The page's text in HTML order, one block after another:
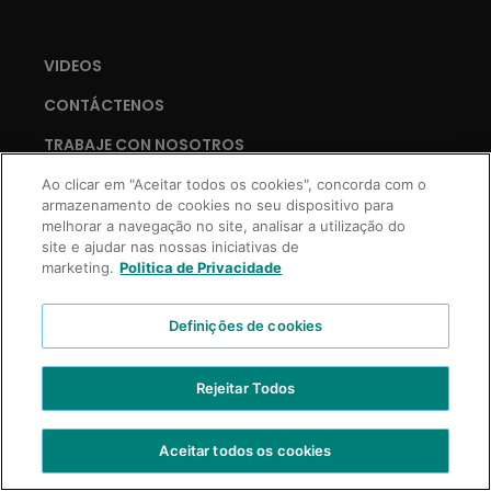
VIDEOS
CONTÁCTENOS
TRABAJE CON NOSOTROS
Copyright © 2021 Truss Professional | Todos los derechos reservados.
Desarrollo Prospecta Digital
Ao clicar em "Aceitar todos os cookies", concorda com o
armazenamento de cookies no seu dispositivo para
melhorar a navegação no site, analisar a utilização do
site e ajudar nas nossas iniciativas de
marketing. Politica de Privacidade
Definições de cookies
Rejeitar Todos
Aceitar todos os cookies